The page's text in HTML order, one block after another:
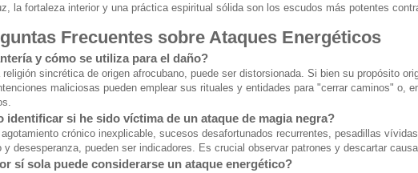
la fortaleza interior y una práctica espiritual sólida son los escudos más potentes
Frecuentes sobre Ataques Energéticos
y cómo se utiliza para el daño?
religión sincrética de origen afrocubano, puede ser distorsionada. Si bien su propósito
maliciosas pueden emplear sus rituales y entidades para "cerrar caminos" o,
identificar si he sido víctima de un ataque de magia negra?
crónico inexplicable, sucesos desafortunados recurrentes, pesadillas
y desesperanza, pueden ser indicadores. Es crucial observar patrones y descartar
sí sola puede considerarse un ataque energético?